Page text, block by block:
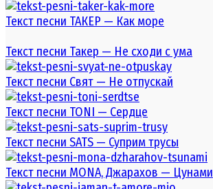
Текст песни ТАКЕР — Как море
Текст песни Такер — Не сходи с ума
Текст песни Свят — Не отпускай
Текст песни TONI — Сердце
Текст песни SATS — Суприм трусы
Текст песни MONA, Джарахов — Цунами